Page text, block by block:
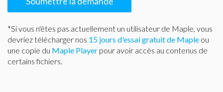
*Si vous n'êtes pas actuellement un utilisateur de Maple, vous
devriez télécharger nos 15 jours d'essai gratuit de Maple ou
une copie du Maple Player pour avoir accès au contenus de
certains fichiers.